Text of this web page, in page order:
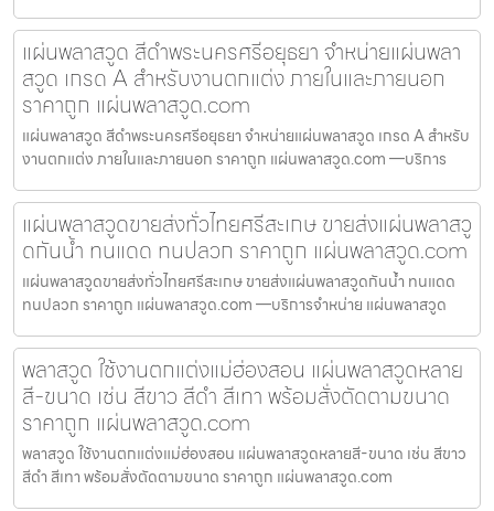
แผ่นพลาสวูด สีดำพระนครศรีอยุธยา จำหน่ายแผ่นพลา
สวูด เกรด A สำหรับงานตกแต่ง ภายในและภายนอก
ราคาถูก แผ่นพลาสวูด.com
แผ่นพลาสวูด สีดำพระนครศรีอยุธยา จำหน่ายแผ่นพลาสวูด เกรด A สำหรับ
งานตกแต่ง ภายในและภายนอก ราคาถูก แผ่นพลาสวูด.com —บริการ
แผ่นพลาสวูดขายส่งทั่วไทยศรีสะเกษ ขายส่งแผ่นพลาสวู
ดกันน้ำ ทนแดด ทนปลวก ราคาถูก แผ่นพลาสวูด.com
แผ่นพลาสวูดขายส่งทั่วไทยศรีสะเกษ ขายส่งแผ่นพลาสวูดกันน้ำ ทนแดด
ทนปลวก ราคาถูก แผ่นพลาสวูด.com —บริการจำหน่าย แผ่นพลาสวูด
พลาสวูด ใช้งานตกแต่งแม่ฮ่องสอน แผ่นพลาสวูดหลาย
สี-ขนาด เช่น สีขาว สีดำ สีเทา พร้อมสั่งตัดตามขนาด
ราคาถูก แผ่นพลาสวูด.com
พลาสวูด ใช้งานตกแต่งแม่ฮ่องสอน แผ่นพลาสวูดหลายสี-ขนาด เช่น สีขาว
สีดำ สีเทา พร้อมสั่งตัดตามขนาด ราคาถูก แผ่นพลาสวูด.com